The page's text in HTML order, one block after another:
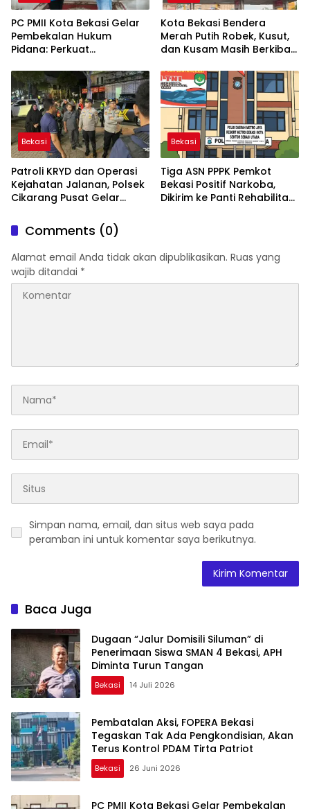
PC PMII Kota Bekasi Gelar
Pembekalan Hukum
Pidana: Perkuat
Kapasitas Kader
Kota Bekasi Bendera
Merah Putih Robek, Kusut,
dan Kusam Masih Berkibar
Rawalumbu
Bekasi
Patroli KRYD dan Operasi
Kejahatan Jalanan, Polsek
Cikarang Pusat Gelar
2026
Bekasi
Tiga ASN PPPK Pemkot
Bekasi Positif Narkoba,
Dikirim ke Panti Rehabilitasi
Comments (0)
Alamat email Anda tidak akan dipublikasikan. Ruas yang
wajib ditandai *
Simpan nama, email, dan situs web saya pada
peramban ini untuk komentar saya berikutnya.
Baca Juga
Dugaan “Jalur Domisili Siluman” di
Penerimaan Siswa SMAN 4 Bekasi, APH
Diminta Turun Tangan
Bekasi 14 Juli 2026
Pembatalan Aksi, FOPERA Bekasi
Tegaskan Tak Ada Pengkondisian, Akan
Terus Kontrol PDAM Tirta Patriot
Bekasi 26 Juni 2026
PC PMII Kota Bekasi Gelar Pembekalan